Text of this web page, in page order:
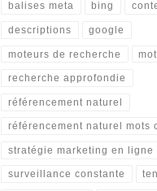
balises meta bing
descriptions google
moteurs de recherche
recherche approfondie
référencement naturel
référencement naturel mots
stratégie marketing en ligne
surveillance constante